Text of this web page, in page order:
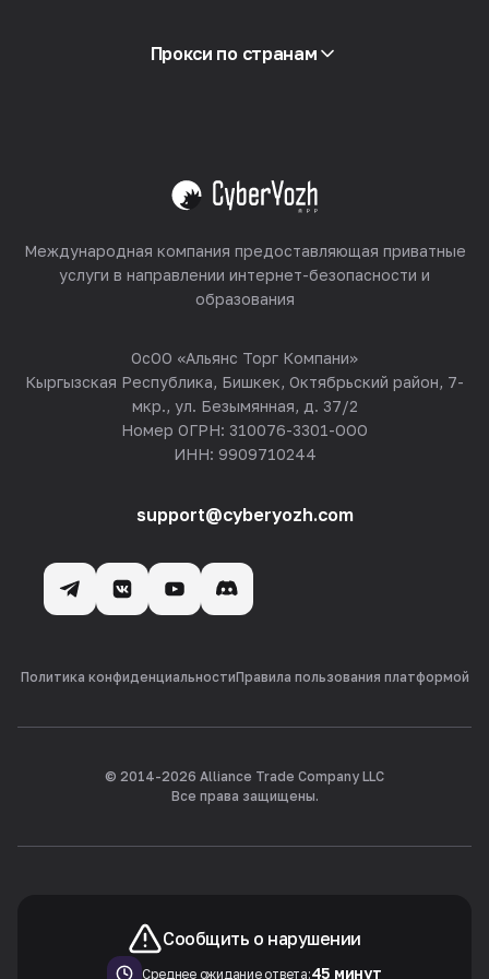
Партнёрская программа
Реселлинг
Прокси по странам
Смотреть все
Международная компания предоставляющая приватные
услуги в направлении интернет-безопасности и
образования
ОсОО «Альянс Торг Компани»
Кыргызская Республика, Бишкек, Октябрьский район, 7-
мкр., ул. Безымянная, д. 37/2
Номер ОГРН: 310076-3301-ООО
ИНН: 9909710244
support@cyberyozh.com
Политика конфиденциальностиПравила пользования платформой
© 2014-2026 Alliance Trade Company LLC
Все права защищены.
Сообщить о нарушении
Среднее ожидание ответа:45 минут